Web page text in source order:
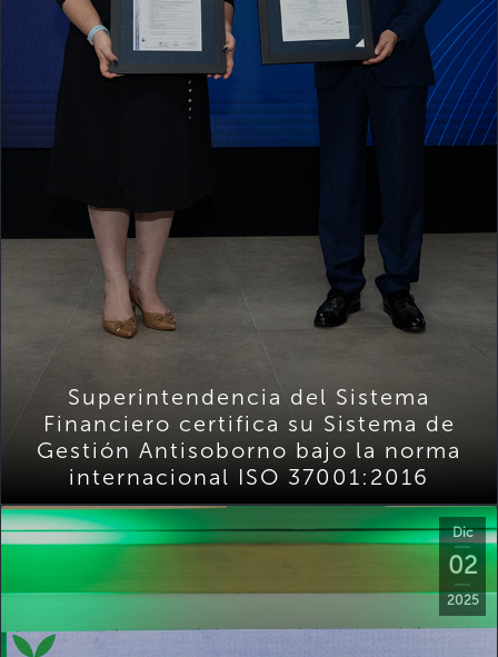
Superintendencia del Sistema
Financiero certifica su Sistema de
Gestión Antisoborno bajo la norma
internacional ISO 37001:2016
Dic
02
2025